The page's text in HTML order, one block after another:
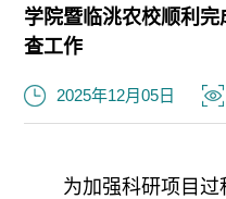
学院暨临洮农校顺利
查工作
2025年12月05日
为加强科研项目